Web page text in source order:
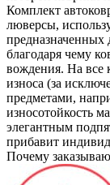
Комплект
люверсы,
предназначенных
благодаря чему
вождения. На все
износа (за
предметами,
износотойкость
элегантным
прибавит
Почему